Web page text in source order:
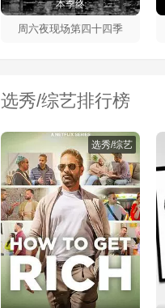
本季终
周六夜现场第四十四季
选秀/综艺排行榜
选秀/综艺